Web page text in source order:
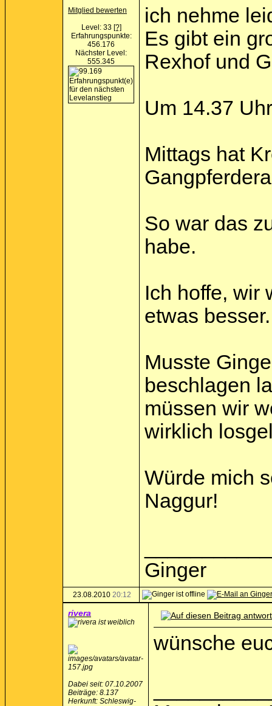
Mitglied bewerten
Level: 33 [?]
Erfahrungspunkte:
456.176
Nächster Level:
555.345
ich nehme
Es gibt ein
Rexhof und
Um 14.37
Mittags hat
So war das
habe.
Ich hoffe, wir
etwas
Musste
beschlagen
müssen wir
wirklich
Würde mich
Naggur!
Ginger
23.08.2010 20:12
rivera
Dabei seit: 07.10.2007
Beiträge: 8.137
Herkunft: Schleswig-
wünsche